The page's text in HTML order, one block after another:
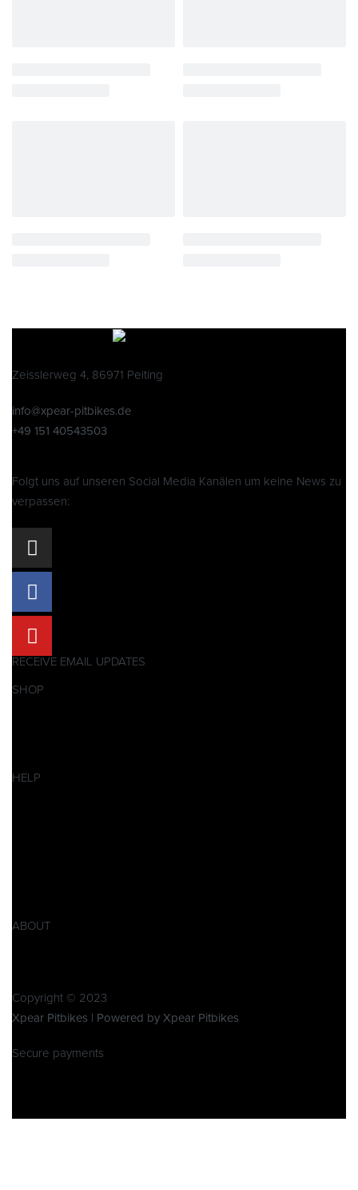
Zeisslerweg 4, 86971 Peiting
info@xpear-pitbikes.de
+49 151 40543503
Folgt uns auf unseren Social Media Kanälen um keine News zu
verpassen:
RECEIVE EMAIL UPDATES
SHOP
HELP
ABOUT
Copyright © 2023
Xpear Pitbikes | Powered by Xpear Pitbikes
Secure payments